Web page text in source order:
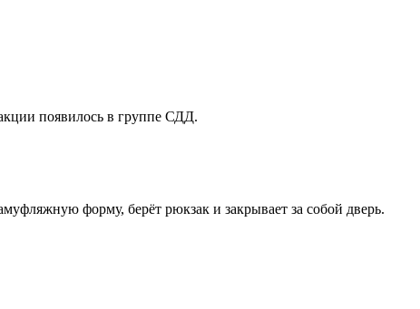
появилось в группе СДД.
форму, берёт рюкзак и закрывает за собой дверь.